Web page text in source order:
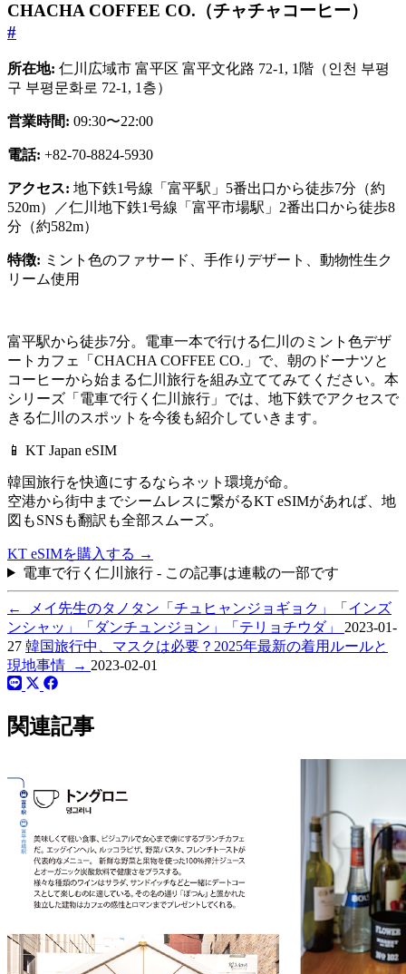
CHACHA COFFEE CO.（チャチャコーヒー）
#
所在地: 仁川広域市 富平区 富平文化路 72-1, 1階（인천 부평
구 부평문화로 72-1, 1층）
営業時間: 09:30〜22:00
電話: +82-70-8824-5930
アクセス: 地下鉄1号線「富平駅」5番出口から徒歩7分（約
520m）／仁川地下鉄1号線「富平市場駅」2番出口から徒歩8
分（約582m）
特徴: ミント色のファサード、手作りデザート、動物性生ク
リーム使用
富平駅から徒歩7分。電車一本で行ける仁川のミント色デザ
ートカフェ「CHACHA COFFEE CO.」で、朝のドーナツと
コーヒーから始まる仁川旅行を組み立ててみてください。本
シリーズ「電車で行く仁川旅行」では、地下鉄でアクセスで
きる仁川のスポットを今後も紹介していきます。
📱 KT Japan eSIM
韓国旅行を快適にするならネット環境が命。
空港から街中までシームレスに繋がるKT eSIMがあれば、 地
図もSNSも翻訳も全部スムーズ。
KT eSIMを購入する →
電車で行く仁川旅行 - この記事は連載の一部です
←
メイ先生のタノタン「チュヒャンジョギョク」「インズ
ンシャッ」「ダンチュンジョン」「テリョチウダ」 2023-01-
27 韓国旅行中、マスクは必要？2025年最新の着用ルールと
現地事情
→ 2023-02-01
関連記事